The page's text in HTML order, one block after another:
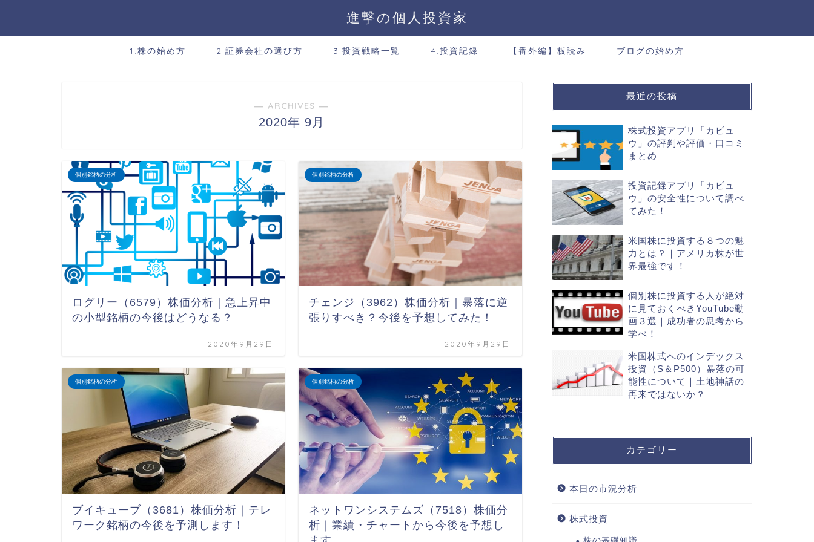
進撃の個人投資家
1.株の始め方 2.証券会社の選び方 3.投資戦略一覧 4.投資記録 【番外編】板読み ブログの始め方
― ARCHIVES ―
2020年 9月
個別銘柄の分析
ログリー（6579）株価分析｜急上昇中
の小型銘柄の今後はどうなる？
2020年9月29日
個別銘柄の分析
チェンジ（3962）株価分析｜暴落に逆
張りすべき？今後を予想してみた！
2020年9月29日
個別銘柄の分析
ブイキューブ（3681）株価分析｜テレ
ワーク銘柄の今後を予測します！
個別銘柄の分析
ネットワンシステムズ（7518）株価分
析｜業績・チャートから今後を予想し
最近の投稿
株式投資アプリ「カビュ
ウ」の評判や評価・口コミ
まとめ
投資記録アプリ「カビュ
ウ」の安全性について調べ
てみた！
米国株に投資する８つの魅
力とは？｜アメリカ株が世
界最強です！
個別株に投資する人が絶対
に見ておくべきYouTube動
画３選｜成功者の思考から
学べ！
米国株式へのインデックス
投資（S＆P500）暴落の可
能性について｜土地神話の
再来ではないか？
カテゴリー
本日の市況分析
株式投資